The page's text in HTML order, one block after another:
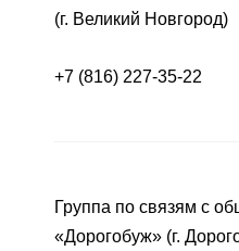
(г. Великий Новгород)
+7 (816) 227-35-22
Группа по связям с
«Дорогобуж» (г.